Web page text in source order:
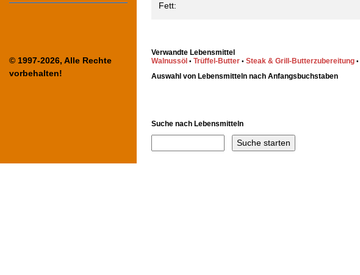
© 1997-2026, Alle Rechte
vorbehalten!
Fett:
Verwandte Lebensmittel
Walnussöl • Trüffel-Butter • Steak & Grill-Butterzubereitung •
Auswahl von Lebensmitteln nach Anfangsbuchstaben
Suche nach Lebensmitteln